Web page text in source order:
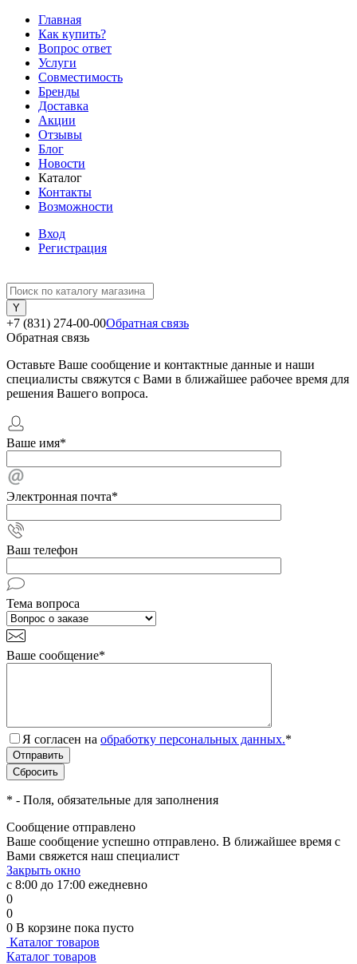
Главная
Как купить?
Вопрос ответ
Услуги
Совместимость
Бренды
Доставка
Акции
Отзывы
Блог
Новости
Каталог
Контакты
Возможности
Вход
Регистрация
+7 (831) 274-00-00Обратная связь
Обратная связь
Оставьте Ваше сообщение и контактные данные и наши
специалисты свяжутся с Вами в ближайшее рабочее время для
решения Вашего вопроса.
Ваше имя*
Электронная почта*
Ваш телефон
Тема вопроса
Ваше сообщение*
Я согласен на обработку персональных данных.*
* - Поля, обязательные для заполнения
Сообщение отправлено
Ваше сообщение успешно отправлено. В ближайшее время с
Вами свяжется наш специалист
Закрыть окно
с 8:00 до 17:00 ежедневно
0
0
0 В корзине пока пусто
Каталог товаров
Каталог товаров